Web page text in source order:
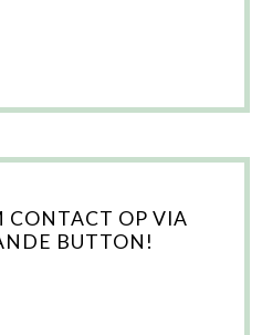
CONTACT OP VIA
BUTTON!